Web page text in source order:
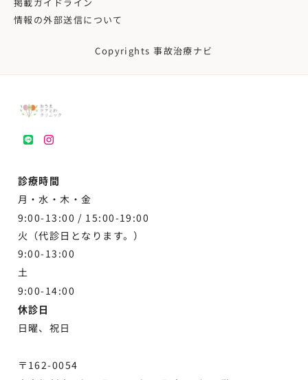
情報の外部送信について
Copyrights 事故治療ナビ
LINEinstagram
診療時間
月・水・木・金
9:00-13:00 / 15:00-19:00
火（代診日となります。）
9:00-13:00
土
9:00-14:00
休診日
日曜、祝日
〒162-0054